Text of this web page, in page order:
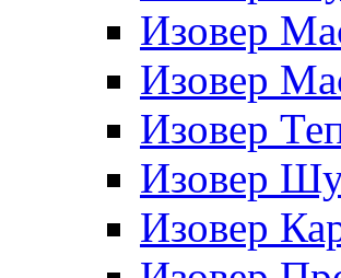
Изовер
Изовер
Изовер
Изовер
Изовер